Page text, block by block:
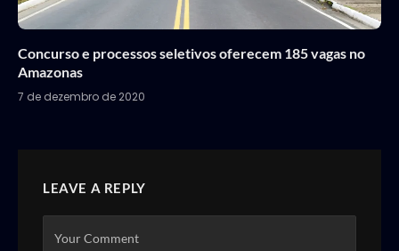
Concurso e processos seletivos oferecem 185 vagas no
Amazonas
7 de dezembro de 2020
LEAVE A REPLY